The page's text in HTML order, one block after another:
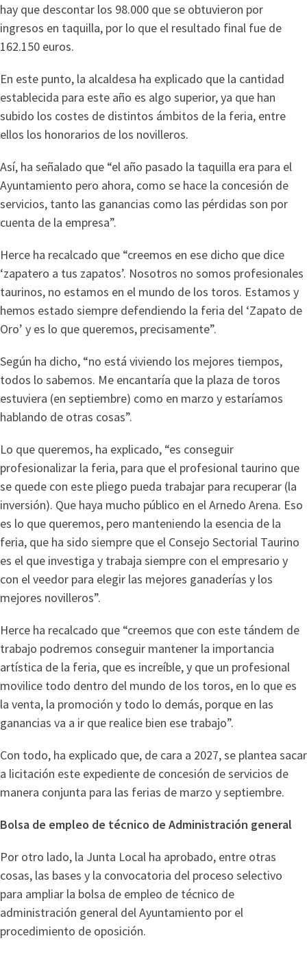
hay que descontar los 98.000 que se obtuvieron por
ingresos en taquilla, por lo que el resultado final fue de
162.150 euros.
En este punto, la alcaldesa ha explicado que la cantidad
establecida para este año es algo superior, ya que han
subido los costes de distintos ámbitos de la feria, entre
ellos los honorarios de los novilleros.
Así, ha señalado que “el año pasado la taquilla era para el
Ayuntamiento pero ahora, como se hace la concesión de
servicios, tanto las ganancias como las pérdidas son por
cuenta de la empresa”.
Herce ha recalcado que “creemos en ese dicho que dice
‘zapatero a tus zapatos’. Nosotros no somos profesionales
taurinos, no estamos en el mundo de los toros. Estamos y
hemos estado siempre defendiendo la feria del ‘Zapato de
Oro’ y es lo que queremos, precisamente”.
Según ha dicho, “no está viviendo los mejores tiempos,
todos lo sabemos. Me encantaría que la plaza de toros
estuviera (en septiembre) como en marzo y estaríamos
hablando de otras cosas”.
Lo que queremos, ha explicado, “es conseguir
profesionalizar la feria, para que el profesional taurino que
se quede con este pliego pueda trabajar para recuperar (la
inversión). Que haya mucho público en el Arnedo Arena. Eso
es lo que queremos, pero manteniendo la esencia de la
feria, que ha sido siempre que el Consejo Sectorial Taurino
es el que investiga y trabaja siempre con el empresario y
con el veedor para elegir las mejores ganaderías y los
mejores novilleros”.
Herce ha recalcado que “creemos que con este tándem de
trabajo podremos conseguir mantener la importancia
artística de la feria, que es increíble, y que un profesional
movilice todo dentro del mundo de los toros, en lo que es
la venta, la promoción y todo lo demás, porque en las
ganancias va a ir que realice bien ese trabajo”.
Con todo, ha explicado que, de cara a 2027, se plantea sacar
a licitación este expediente de concesión de servicios de
manera conjunta para las ferias de marzo y septiembre.
Bolsa de empleo de técnico de Administración general
Por otro lado, la Junta Local ha aprobado, entre otras
cosas, las bases y la convocatoria del proceso selectivo
para ampliar la bolsa de empleo de técnico de
administración general del Ayuntamiento por el
procedimiento de oposición.